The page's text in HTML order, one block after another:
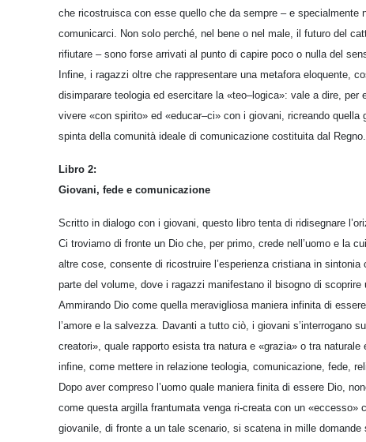
che ricostruisca con esse quello che da sempre – e
comunicarci. Non solo perché, nel bene o nel male, il futuro del
rifiutare – sono forse arrivati al punto di capire poco o nulla del
Infine, i ragazzi oltre che rappresentare una metafora eloquente,
disimparare teologia ed esercitare la «teo–logica»: vale a dire,
vivere «con spirito» ed «educar–ci» con i giovani, ricreando
spinta della comunità ideale di comunicazione costituita dal Regno.
Libro 2:
Giovani, fede e comunicazione
Scritto in dialogo con i giovani, questo libro tenta di ridisegnare
Ci troviamo di fronte un Dio che, per primo, crede nell’uomo e la
altre cose, consente di ricostruire l’esperienza cristiana in
parte del volume, dove i ragazzi manifestano il bisogno di
Ammirando Dio come quella meravigliosa maniera infinita di
l’amore e la salvezza. Davanti a tutto ciò, i giovani s’interrogano
creatori», quale rapporto esista tra natura e «grazia» o tra
infine, come mettere in relazione teologia, comunicazione, fede,
Dopo aver compreso l’uomo quale maniera finita di essere Dio,
come questa argilla frantumata venga ri-creata con un
giovanile, di fronte a un tale scenario, si scatena in mille